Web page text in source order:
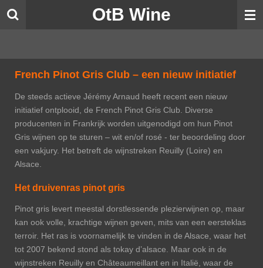
Ga
OtB Wine
French Pinot Gris Club – een nieuw initiatief
De steeds actieve Jérémy Arnaud heeft recent een nieuw
initiatief ontplooid, de French Pinot Gris Club. Diverse
producenten in Frankrijk worden uitgenodigd om hun Pinot
Gris wijnen op te sturen – wit en/of rosé - ter beoordeling door
een vakjury. Het betreft de wijnstreken Reuilly (Loire) en
Alsace.
Het druivenras pinot gris
Pinot gris levert meestal dorstlessende plezierwijnen op, maar
kan ook volle, krachtige wijnen geven, mits van een eersteklas
terroir. Het ras is voornamelijk te vinden in de Alsace, waar het
tot 2007 bekend stond als tokay d’alsace. Maar ook in de
wijnstreken Reuilly en Châteaumeillant en in Italië, waar de